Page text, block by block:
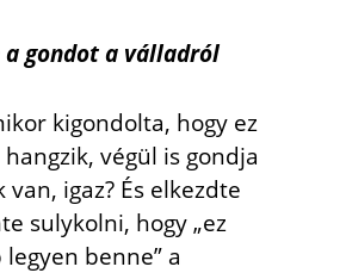
a gondot a válladról
kigondolta, hogy ez
végül is gondja
igaz? És elkezdte
sulykolni, hogy „ez
benne” a